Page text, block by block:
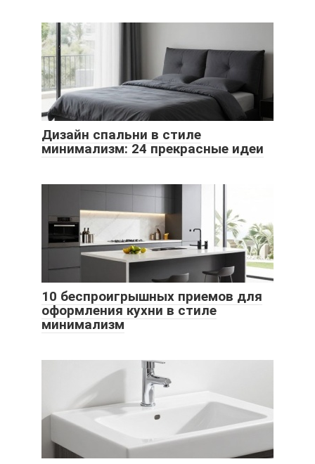
Дизайн спальни в стиле
минимализм: 24 прекрасные идеи
10 беспроигрышных приемов для
оформления кухни в стиле
минимализм